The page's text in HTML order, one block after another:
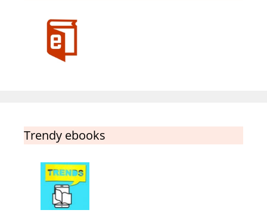
Trendy ebooks